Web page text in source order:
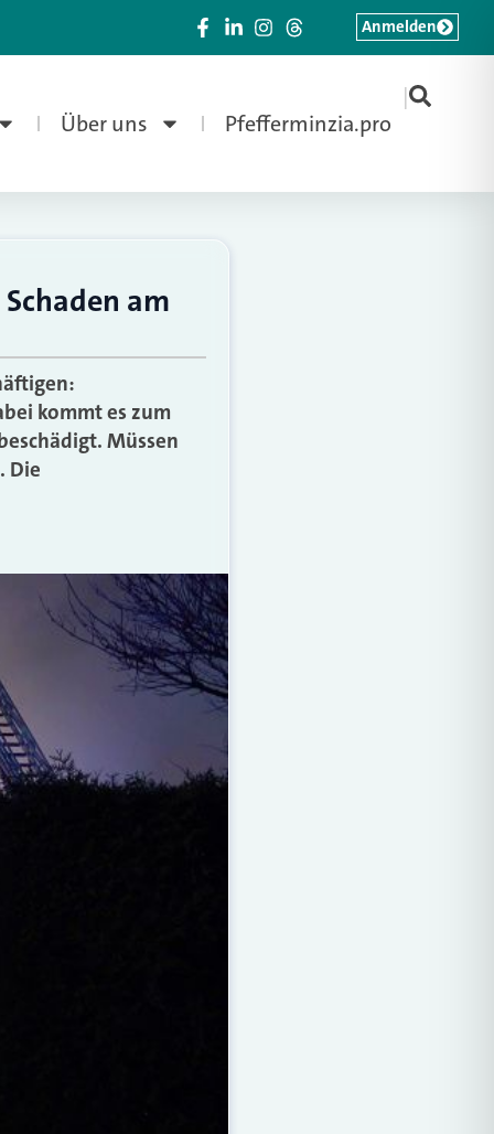
Über uns Pfefferminzia.pro
|
Anmelden
am
kommt es zum
Müssen
Die